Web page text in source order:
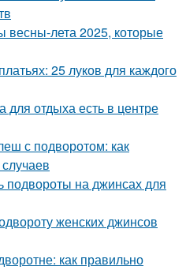
лета 2025, которые
25 луков для каждого
для отдыха есть в центре
с подворотом: как
подвороты на джинсах для
женских джинсов
как правильно